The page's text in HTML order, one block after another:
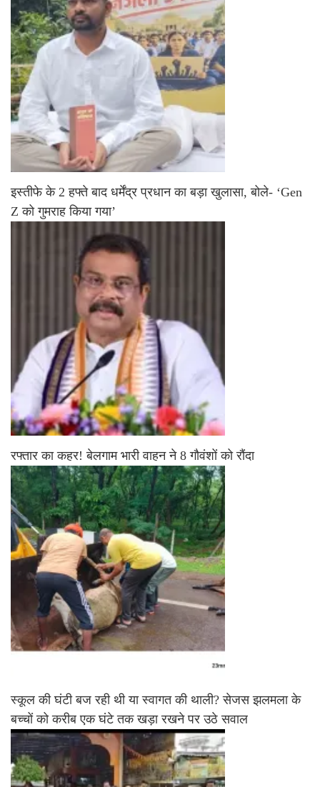
इस्तीफे के 2 हफ्ते बाद धर्मेंद्र प्रधान का बड़ा खुलासा, बोले- ‘Gen
Z को गुमराह किया गया’
रफ्तार का कहर! बेलगाम भारी वाहन ने 8 गौवंशों को रौंदा
स्कूल की घंटी बज रही थी या स्वागत की थाली? सेजस झलमला के
बच्चों को करीब एक घंटे तक खड़ा रखने पर उठे सवाल